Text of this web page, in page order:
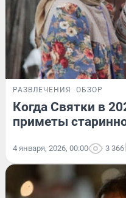
РАЗВЛЕЧЕНИЯ ОБЗОР
Когда Святки в
приметы
4 января, 2026, 00:00 3 366